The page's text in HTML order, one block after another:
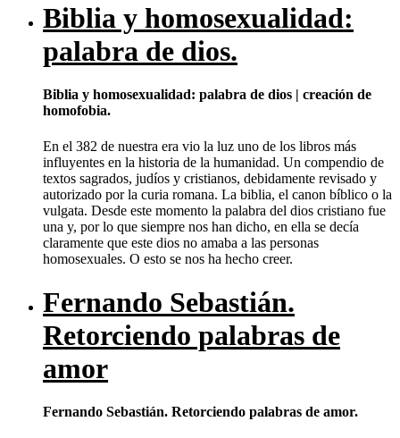
Biblia y homosexualidad:
palabra de dios.
Biblia y homosexualidad: palabra de dios | creación de
homofobia.
En el 382 de nuestra era vio la luz uno de los libros más
influyentes en la historia de la humanidad. Un compendio de
textos sagrados, judíos y cristianos, debidamente revisado y
autorizado por la curia romana. La biblia, el canon bíblico o la
vulgata. Desde este momento la palabra del dios cristiano fue
una y, por lo que siempre nos han dicho, en ella se decía
claramente que este dios no amaba a las personas
homosexuales. O esto se nos ha hecho creer.
Fernando Sebastián.
Retorciendo palabras de
amor
Fernando Sebastián. Retorciendo palabras de amor.